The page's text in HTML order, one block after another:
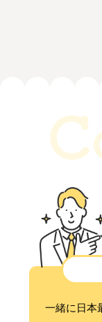
一緒に日本